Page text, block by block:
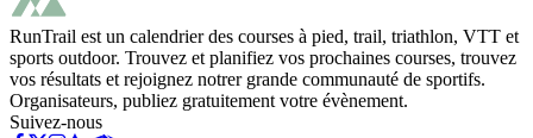
RunTrail est un calendrier des courses à pied, trail, triathlon, VTT et
sports outdoor. Trouvez et planifiez vos prochaines courses, trouvez
vos résultats et rejoignez notrer grande communauté de sportifs.
Organisateurs, publiez gratuitement votre évènement.
Suivez-nous